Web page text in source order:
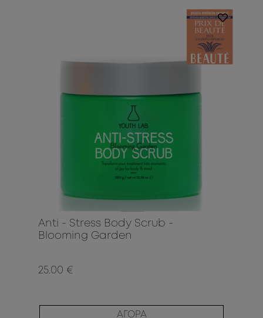
Anti - Stress Body Scrub -
Blooming Garden
25.00 €
ΑΓΟΡΑ